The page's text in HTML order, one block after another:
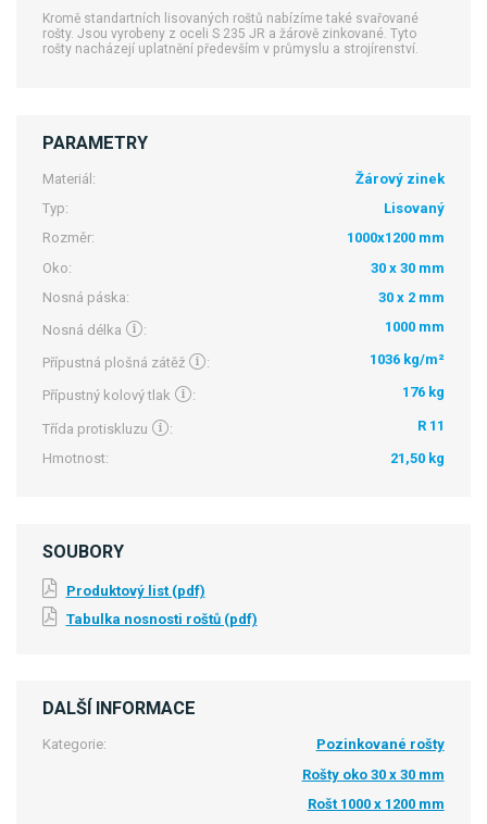
Kromě standartních lisovaných roštů nabízíme také svařované
rošty. Jsou vyrobeny z oceli S 235 JR a žárově zinkované. Tyto
rošty nacházejí uplatnění především v průmyslu a strojírenství.
PARAMETRY
Materiál:
Žárový zinek
Typ:
Lisovaný
Rozměr:
1000x1200 mm
Oko:
30 x 30 mm
Nosná páska:
30 x 2 mm
Nosná délka : 1000 mm
Přípustná plošná zátěž : 1036 kg/m²
Přípustný kolový tlak : 176 kg
Třída protiskluzu : R 11
Hmotnost: 21,50 kg
SOUBORY
Produktový list (pdf)
Tabulka nosnosti roštů (pdf)
DALŠÍ INFORMACE
Kategorie:
Pozinkované rošty
Rošty oko 30 x 30 mm
Rošt 1000 x 1200 mm